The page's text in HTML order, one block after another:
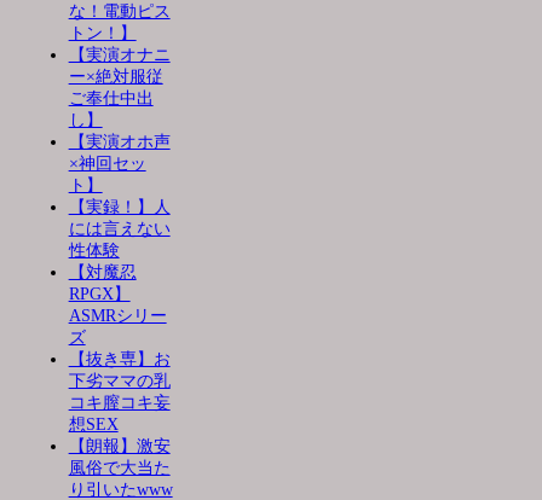
な！電動ピス
トン！】
【実演オナニ
ー×絶対服従
ご奉仕中出
し】
【実演オホ声
×神回セッ
ト】
【実録！】人
には言えない
性体験
【対魔忍
RPGX】
ASMRシリー
ズ
【抜き専】お
下劣ママの乳
コキ膣コキ妄
想SEX
【朗報】激安
風俗で大当た
り引いたwww